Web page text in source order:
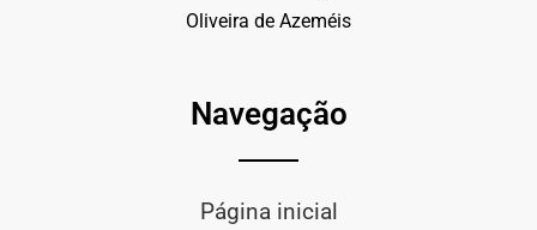
Oliveira de Azeméis
Navegação
Página inicial